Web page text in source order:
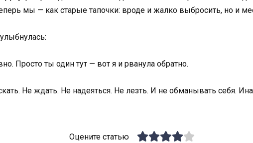
мы — как старые тапочки: вроде и жалко выбросить, но и
Просто ты один тут — вот я и рванула обратно.
Не ждать. Не надеяться. Не лезть. И не обманывать себя.
Оцените статью